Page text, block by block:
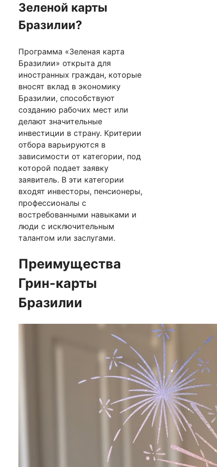
Зеленой карты
Бразилии?
Программа «Зеленая карта
Бразилии» открыта для
иностранных граждан, которые
вносят вклад в экономику
Бразилии, способствуют
созданию рабочих мест или
делают значительные
инвестиции в страну. Критерии
отбора варьируются в
зависимости от категории, под
которой подает заявку
заявитель. В эти категории
входят инвесторы, пенсионеры,
профессионалы с
востребованными навыками и
люди с исключительным
талантом или заслугами.
Преимущества
Грин-карты
Бразилии